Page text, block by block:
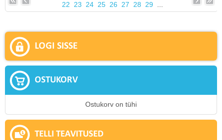
22
23 24 25 26 27 28 29
LOGI SISSE
OSTUKORV
Ostukorv on tühi
TELLI TEAVITUSED